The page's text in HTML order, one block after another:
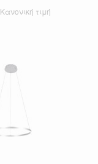
Κανονική τιμή